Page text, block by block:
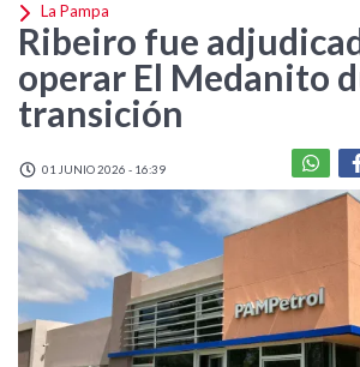
La Pampa
Ribeiro fue
operar El Medanito
transición
01 JUNIO 2026 - 16:39